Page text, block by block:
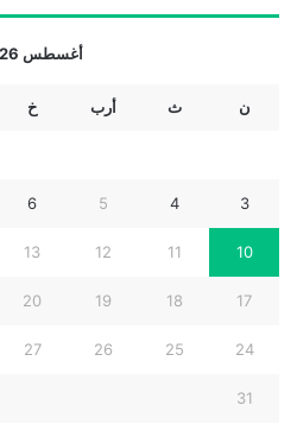
أغسطس 2026
ن ث أرب خ
3
4
5
6
10
11
12
13
17
18
19
20
24
25
26
27
31